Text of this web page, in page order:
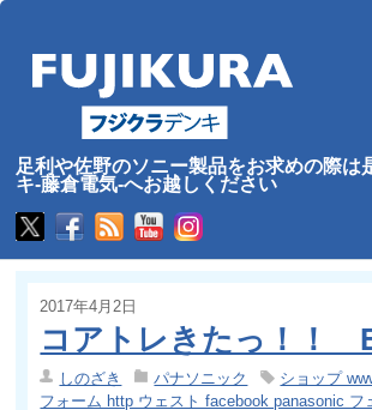
足利や佐野のソニー製品をお求めの際は
キ-藤倉電気-へお越しください
2017年4月2日
コアトレきたっ！！
しのざき パナソニック
ショップ
フォーム http ウェスト facebook panasonic フ